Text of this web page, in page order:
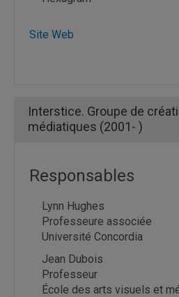
Site Web
Interstice. Groupe de
médiatiques (2001- )
Responsables
Lynn Hughes
Professeure associée
Université Concordia
Jean Dubois
Professeur
École des arts visuels et